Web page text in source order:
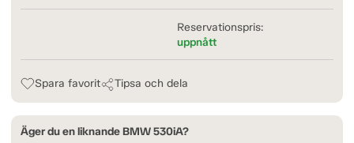
Reservationspris:
uppnått
Spara favorit Tipsa och dela
Äger du en liknande BMW 530iA?